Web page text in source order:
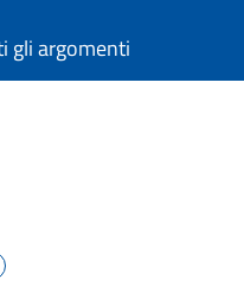
gli argomenti